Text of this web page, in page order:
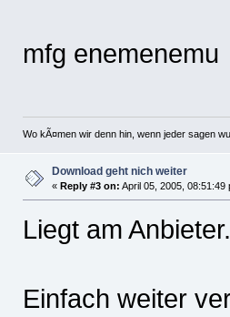
mfg enemenemu
Wo kÃ¤men wir denn hin, wenn jeder sagen
Download geht nich weiter
« Reply #3 on: April 05, 2005, 08:51:49
Liegt am Anbieter.
Einfach weiter